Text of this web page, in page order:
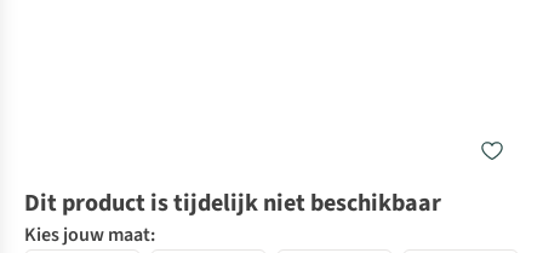
Dit product is tijdelijk niet beschikbaar
Kies jouw maat: